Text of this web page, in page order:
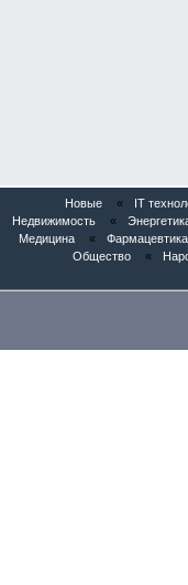
Новые « IT
Недвижимость
«
Медицина
« Фармацевтика
Общество
«